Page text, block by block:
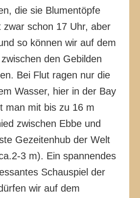
die sie Blumentöpfe
zwar schon 17 Uhr, aber
so können wir auf dem
den Gebilden
Bei Flut ragen nur die
Wasser, hier in der Bay
man mit bis zu 16 m
zwischen Ebbe und
Gezeitenhub der Welt
3 m). Ein spannendes
Schauspiel der
wir auf dem